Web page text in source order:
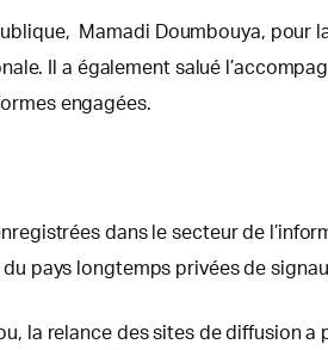
Mamadi Doumbouya, pour
Il a également salué
engagées.
dans le secteur de
pays longtemps privées de
la relance des sites de diffusion